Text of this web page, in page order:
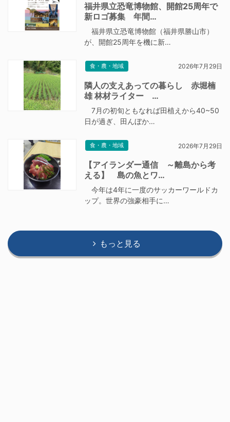
福井県立恐竜博物館、開館25周年で
新ロゴ募集 年間…
福井県立恐竜博物館（福井県勝山市）
が、開館25周年を機に新…
食・農・地域 2026年7月29日
隣人の支えあっての暮らし 赤堀楠
雄 林材ライター …
7月の初旬ともなれば田植えから40~50
日が過ぎ、田んぼか…
食・農・地域 2026年7月29日
【アイランダー通信 ～離島から考
える】 島の魚とワ…
今年は4年に一度のサッカーワールドカ
ップ。世界の強豪相手に…
もっと見る